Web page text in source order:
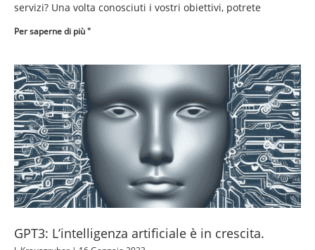
servizi? Una volta conosciuti i vostri obiettivi, potrete
Per saperne di più "
GPT3: L’intelligenza artificiale è in crescita.